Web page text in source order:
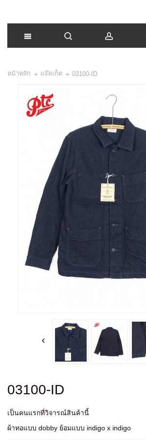
หน้าหลัก แจ๊คเก็ต 03100-ID
03100-ID
เป็นคนแรกที่วิจารณ์สินค้านี้
ผ้าทอแบบ dobby ย้อมแบบ indigo x indigo